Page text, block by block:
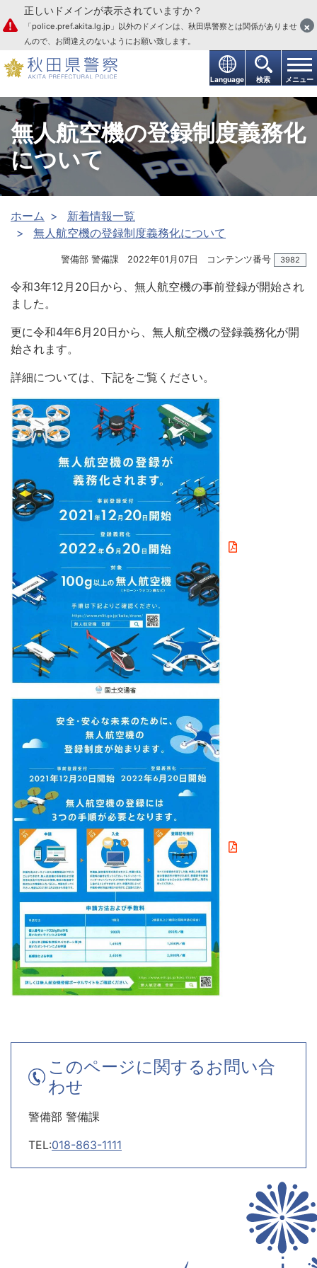
本文へ
Language 検索 メニュー
正しいドメインが表示されていますか？
「police.pref.akita.lg.jp」以外のドメインは、秋田県警察とは関係がありませ
んので、お間違えのないようにお願い致します。
×
無人航空機の登録制度義務化
について
ホーム
新着情報一覧
無人航空機の登録制度義務化について
警備部 警備課 2022年01月07日 コンテンツ番号 3982
令和3年12月20日から、無人航空機の事前登録が開始され
ました。
更に令和4年6月20日から、無人航空機の登録義務化が開
始されます。
詳細については、下記をご覧ください。
このページに関するお問い合
わせ
警備部 警備課
TEL:018-863-1111